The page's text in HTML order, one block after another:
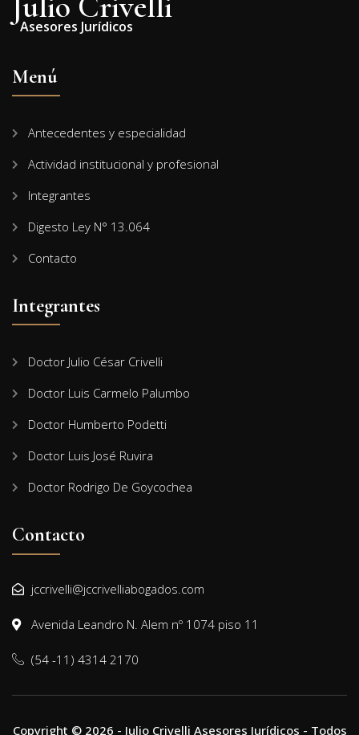
Asesores Jurídicos
Menú
Antecedentes y especialidad
Actividad institucional y profesional
Integrantes
Digesto Ley N° 13.064
Contacto
Integrantes
Doctor Julio César Crivelli
Doctor Luis Carmelo Palumbo
Doctor Humberto Podetti
Doctor Luis José Ruvira
Doctor Rodrigo De Goycochea
Contacto
jccrivelli@jccrivelliabogados.com
Avenida Leandro N. Alem nº 1074 piso 11
(54 -11) 4314 2170
Copyright © 2026 - Julio Crivelli Asesores Jurídicos - Todos